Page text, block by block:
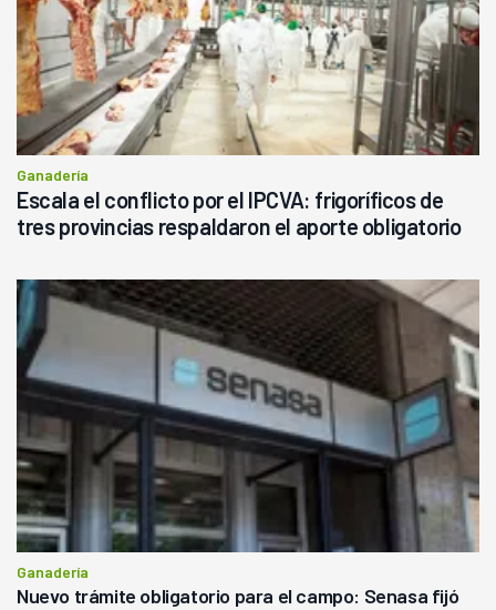
Ganadería
Escala el conflicto por el IPCVA: frigoríficos de
tres provincias respaldaron el aporte obligatorio
Ganadería
Nuevo trámite obligatorio para el campo: Senasa fijó